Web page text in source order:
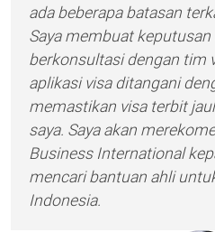
ada beberapa batasan
Saya membuat
berkonsultasi dengan tim
aplikasi visa ditangani
memastikan visa terbit
saya. Saya akan
Business International
mencari bantuan ahli
Indonesia.